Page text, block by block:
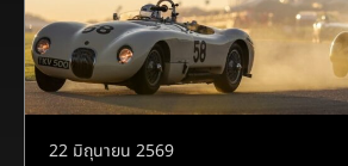
22 มิถุนายน 2569